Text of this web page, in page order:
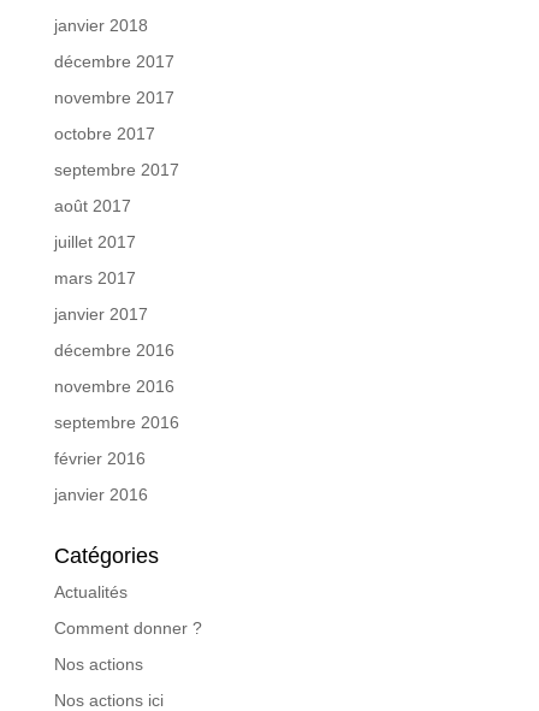
janvier 2018
décembre 2017
novembre 2017
octobre 2017
septembre 2017
août 2017
juillet 2017
mars 2017
janvier 2017
décembre 2016
novembre 2016
septembre 2016
février 2016
janvier 2016
Catégories
Actualités
Comment donner ?
Nos actions
Nos actions ici